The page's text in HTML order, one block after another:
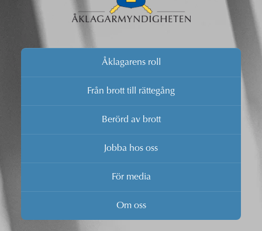
Åklagarens roll
Från brott till rättegång
Berörd av brott
Jobba hos oss
För media
Om oss